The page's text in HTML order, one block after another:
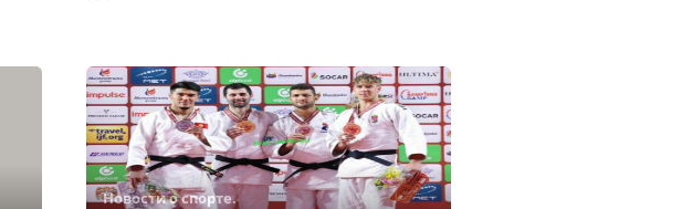
Новости о спорте.